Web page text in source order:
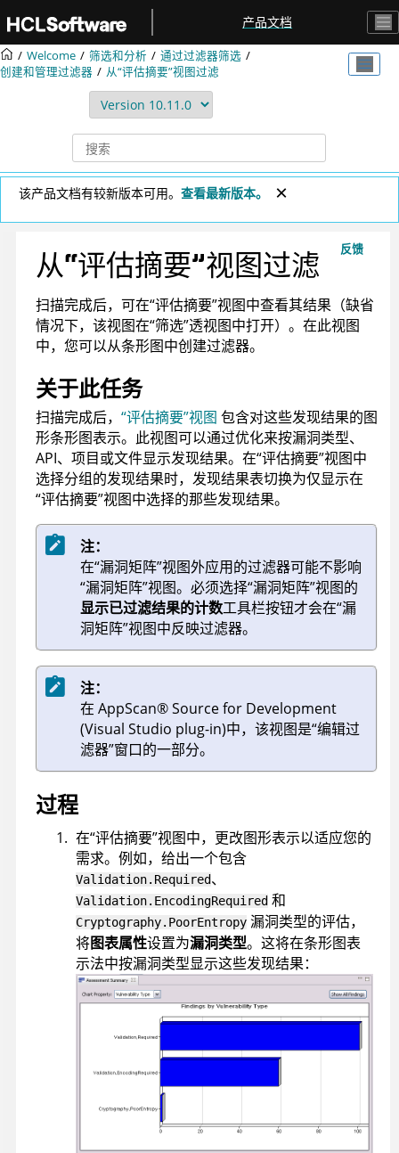
产品文档
Welcome 筛选和分析
通过过滤器筛选
创建和管理过滤器
从“评估摘要”视图过滤
该产品文档有较新版本可用。 查看最新版本。
反馈
从“评估摘要”视图过滤
扫描完成后，可在“评估摘要”视图中查看其结果（缺省
情况下，该视图在“筛选”透视图中打开）。在此视图
中，您可以从条形图中创建过滤器。
关于此任务
扫描完成后， “评估摘要”视图 包含对这些发现结果的图
形条形图表示。此视图可以通过优化来按漏洞类型、
API、项目或文件显示发现结果。在“评估摘要”视图中
选择分组的发现结果时，发现结果表切换为仅显示在
“评估摘要”视图中选择的那些发现结果。
注：
在“漏洞矩阵”视图外应用的过滤器可能不影响
“漏洞矩阵”视图。必须选择“漏洞矩阵”视图的
显示已过滤结果的计数工具栏按钮才会在“漏
洞矩阵”视图中反映过滤器。
注：
在 AppScan®Source for Development
(Visual Studio plug-in)中，该视图是“编辑过
滤器”窗口的一部分。
过程
在“评估摘要”视图中，更改图形表示以适应您的
需求。例如，给出一个包含
Validation.Required、
Validation.EncodingRequired 和
Cryptography.PoorEntropy 漏洞类型的评估，
将图表属性设置为漏洞类型。这将在条形图表
示法中按漏洞类型显示这些发现结果：